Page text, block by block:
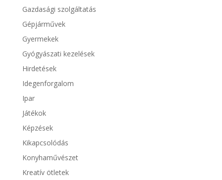
Gazdasági szolgáltatás
Gépjárművek
Gyermekek
Gyógyászati kezelések
Hirdetések
Idegenforgalom
Ipar
Játékok
Képzések
Kikapcsolódás
Konyhaművészet
Kreatív ötletek